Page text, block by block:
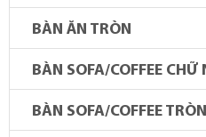
BÀN ĂN TRÒN
BÀN SOFA/COFFEE CHỮ
BÀN SOFA/COFFEE TRÒN